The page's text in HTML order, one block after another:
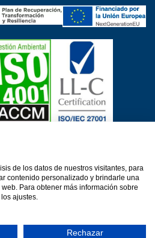
Protección de datos
de accesibilidad
Para el Desarrollo e Insercion S.L.
de los datos de nuestros visitantes, para
contenido personalizado y brindarle una
Para obtener más información sobre
ajustes.
Rechazar